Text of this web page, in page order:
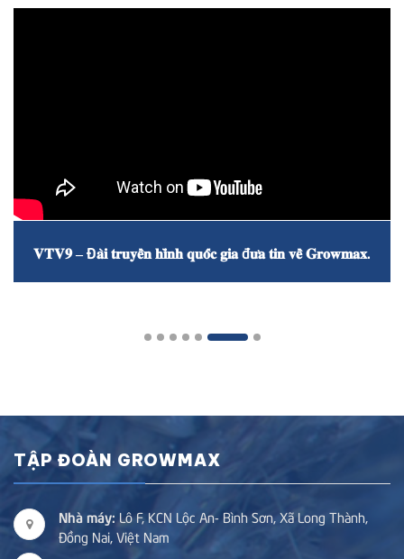
𝐕𝐓𝐕𝟗 – Đ𝐚̀𝐢 𝐭𝐫𝐮𝐲𝐞̂̀𝐧 𝐡𝐢̀𝐧𝐡 𝐪𝐮𝐨̂́𝐜 𝐠𝐢𝐚 đ𝐮̛𝐚 𝐭𝐢𝐧 𝐯𝐞̂̀ 𝐆𝐫𝐨𝐰𝐦𝐚𝐱.
TẬP ĐOÀN GROWMAX
Nhà máy: Lô F, KCN Lộc An- Bình Sơn, Xã Long Thành,
Đồng Nai, Việt Nam